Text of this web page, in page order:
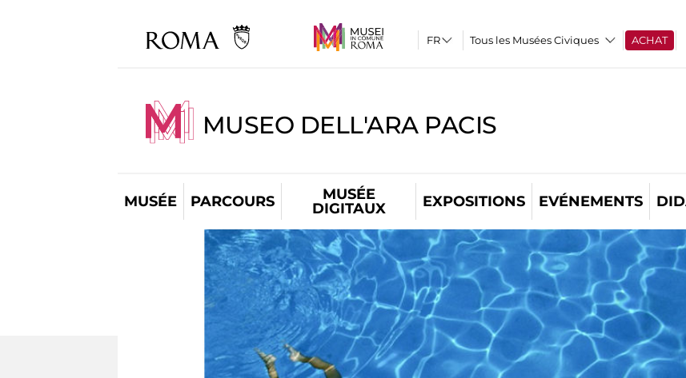
Tous les Musées Civiques ACHAT
MUSEO DELL'ARA PACIS
MUSÉE PARCOURS
MUSÉE
DIGITAUX
EXPOSITIONS EVÉNEMENTS